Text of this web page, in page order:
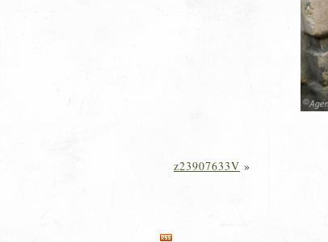
z23907633V »